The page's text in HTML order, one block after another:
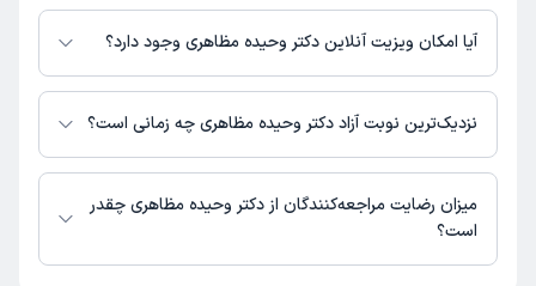
اطلاعاتی درباره محل فعالیت دکتر وحیده مظاهری در مراکز درمانی در دسترس
نیست.
آیا امکان ویزیت آنلاین دکتر وحیده مظاهری وجود دارد؟
در حال حاضر دکتر وحیده مظاهری مشاوره پزشکی متنی فعال دارند.
نزدیک‌ترین نوبت آزاد دکتر وحیده مظاهری چه زمانی است؟
زمان نوبت‌دهی و پذیرش بیماران با هماهنگی مطب مشخص می‌شود.
میزان رضایت مراجعه‌کنندگان از دکتر وحیده مظاهری چقدر
است؟